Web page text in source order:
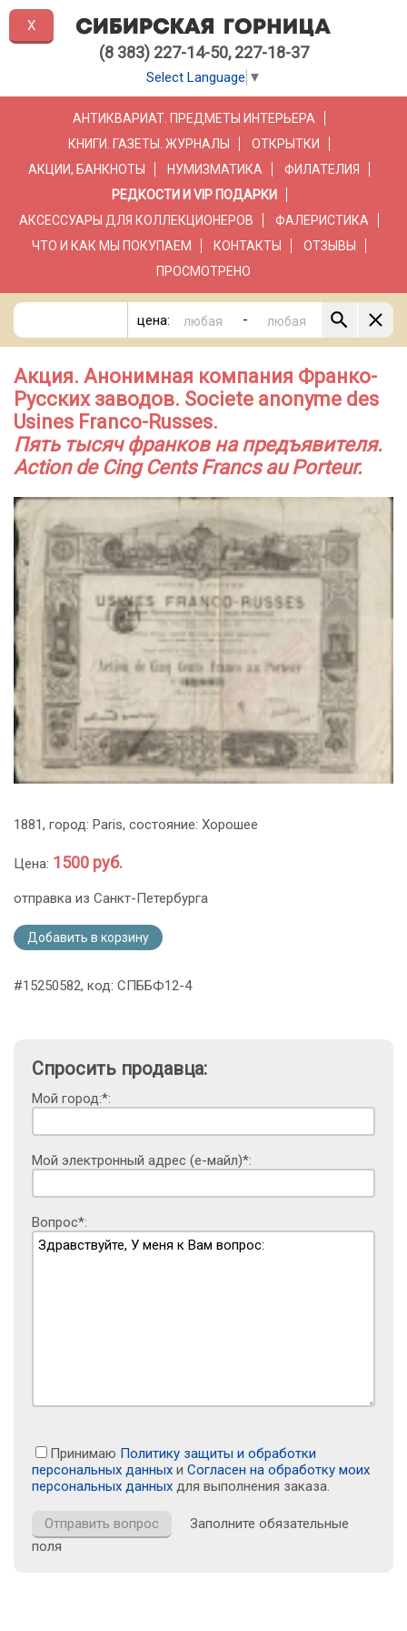
(8 383) 227-14-50, 227-18-37
Select Language ▼
АНТИКВАРИАТ. ПРЕДМЕТЫ ИНТЕРЬЕРА
КНИГИ. ГАЗЕТЫ. ЖУРНАЛЫ
ОТКРЫТКИ
АКЦИИ, БАНКНОТЫ
НУМИЗМАТИКА
ФИЛАТЕЛИЯ
РЕДКОСТИ И VIP ПОДАРКИ
АКСЕССУАРЫ ДЛЯ КОЛЛЕКЦИОНЕРОВ
ФАЛЕРИСТИКА
ЧТО И КАК МЫ ПОКУПАЕМ
КОНТАКТЫ
ОТЗЫВЫ
ПРОСМОТРЕНО
цена: -
Акция. Анонимная компания Франко-
Русских заводов. Societe anonyme des
Usines Franco-Russes.
Пять тысяч франков на предъявителя.
Action de Cing Cents Francs au Porteur.
1881, город: Paris, состояние: Хорошее
Цена: 1500 руб.
отправка из Санкт-Петербурга
Добавить в корзину
#15250582, код: СПББФ12-4
Спросить продавца:
Мой город:*:
Мой электронный адрес (е-майл)*:
Вопрос*:
Принимаю Политику защиты и обработки
персональных данных и Согласен на обработку моих
персональных данных для выполнения заказа.
Заполните обязательные
поля
X